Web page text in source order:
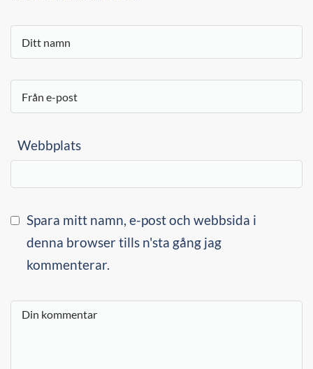
Webbplats
Spara mitt namn, e-post och webbsida i
denna browser tills n'sta gång jag
kommenterar.